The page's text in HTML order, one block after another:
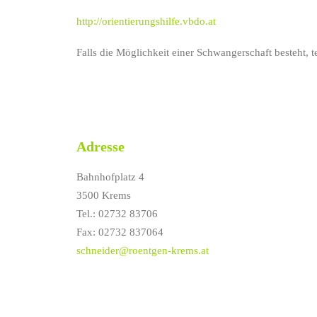
http://orientierungshilfe.vbdo.at
Falls die Möglichkeit einer Schwangerschaft besteht,
Adresse
Bahnhofplatz 4
3500 Krems
Tel.: 02732 83706
Fax: 02732 837064
schneider@roentgen-krems.at